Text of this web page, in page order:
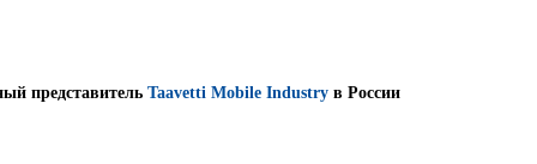
представитель Taavetti Mobile Industry в России